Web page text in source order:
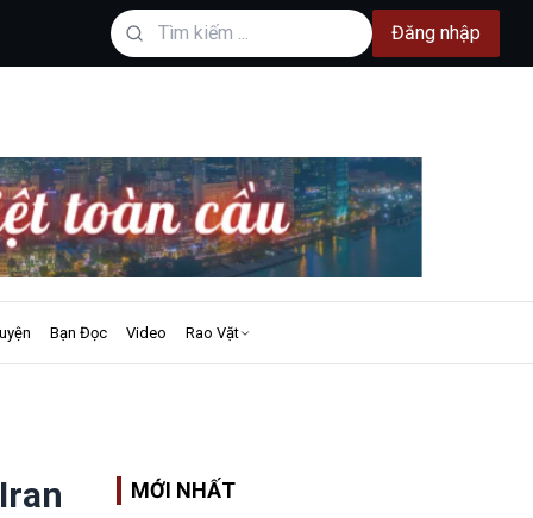
Đăng nhập
Bạn Đọc Video Rao Vặt
MỚI NHẤT